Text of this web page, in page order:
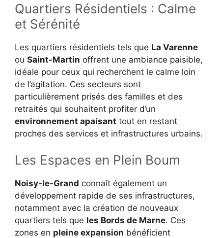
Quartiers Résidentiels : Calme
et Sérénité
Les quartiers résidentiels tels que La Varenne
ou Saint-Martin offrent une ambiance paisible,
idéale pour ceux qui recherchent le calme loin
de l’agitation. Ces secteurs sont
particulièrement prisés des familles et des
retraités qui souhaitent profiter d’un
environnement apaisant tout en restant
proches des services et infrastructures urbains.
Les Espaces en Plein Boum
Noisy-le-Grand connaît également un
développement rapide de ses infrastructures,
notamment avec la création de nouveaux
quartiers tels que les Bords de Marne. Ces
zones en pleine expansion bénéficient